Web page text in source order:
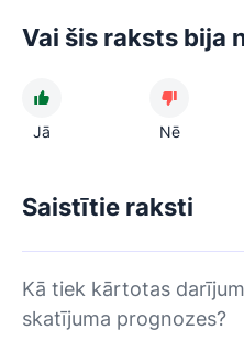
Vai šis raksts bija
Jā Nē
Saistītie raksti
Kā tiek kārtotas
skatījuma prognozes?